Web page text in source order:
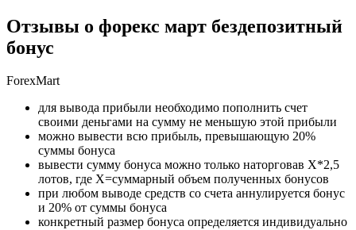
Отзывы о форекс март бездепозитный
бонус
ForexMart
для вывода прибыли необходимо пополнить счет
своими деньгами на сумму не меньшую этой прибыли
можно вывести всю прибыль, превышающую 20%
суммы бонуса
вывести сумму бонуса можно только наторговав X*2,5
лотов, где X=суммарный объем полученных бонусов
при любом выводе средств со счета аннулируется бонус
и 20% от суммы бонуса
конкретный размер бонуса определяется индивидуально